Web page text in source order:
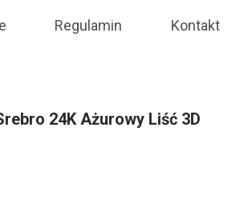
Regulamin Kontakt
24K Ażurowy Liść 3D